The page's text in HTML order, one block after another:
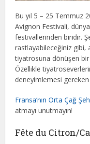
Bu yıl 5 – 25 Temmuz
Avignon Festivali,
festivallerinden biridir.
rastlayabileceğiniz gibi,
tiyatrosuna dönüşen bir
Özellikle
deneyimlemesi gereken
Fransa’nın Orta Çağ
atmayı unutmayın!
Fête du Citron/